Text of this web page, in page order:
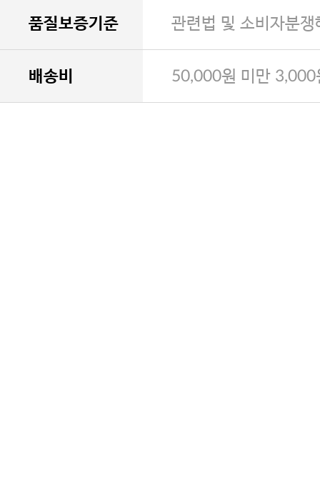
품질보증기준 관련법 및 소비자분
배송비 50,000원 미만 3,000